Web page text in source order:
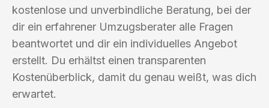
kostenlose und unverbindliche Beratung, bei der
dir ein erfahrener Umzugsberater alle Fragen
beantwortet und dir ein individuelles Angebot
erstellt. Du erhältst einen transparenten
Kostenüberblick, damit du genau weißt, was dich
erwartet.